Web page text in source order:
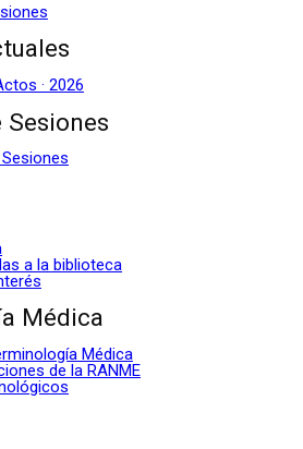
· 2026
a la biblioteca
Médica
Médica
de la RANME